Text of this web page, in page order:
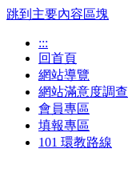
跳到主要內容區塊
:::
回首頁
網站導覽
網站滿意度調查
會員專區
填報專區
101 環教路線